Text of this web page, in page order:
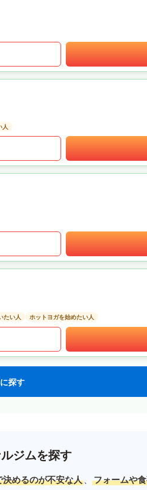
人
たい人 ホットヨガを始めたい人
探す
ジムを探す
めるのが不安な人 、
フォームや